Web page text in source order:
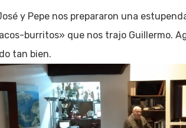
y Pepe nos prepararon una
burritos» que nos trajo Guillermo.
tan bien.